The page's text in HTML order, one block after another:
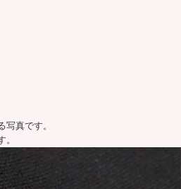
真です。